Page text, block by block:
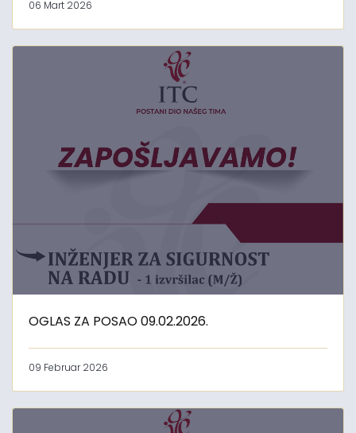
06 Mart 2026
OGLAS ZA POSAO 09.02.2026.
09 Februar 2026